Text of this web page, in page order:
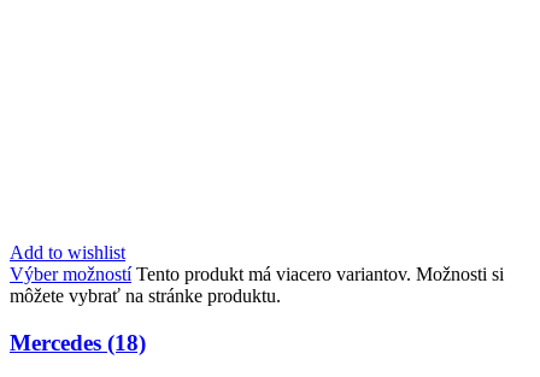
Add to wishlist
Výber možností Tento produkt má viacero variantov. Možnosti si
môžete vybrať na stránke produktu.
Mercedes (18)